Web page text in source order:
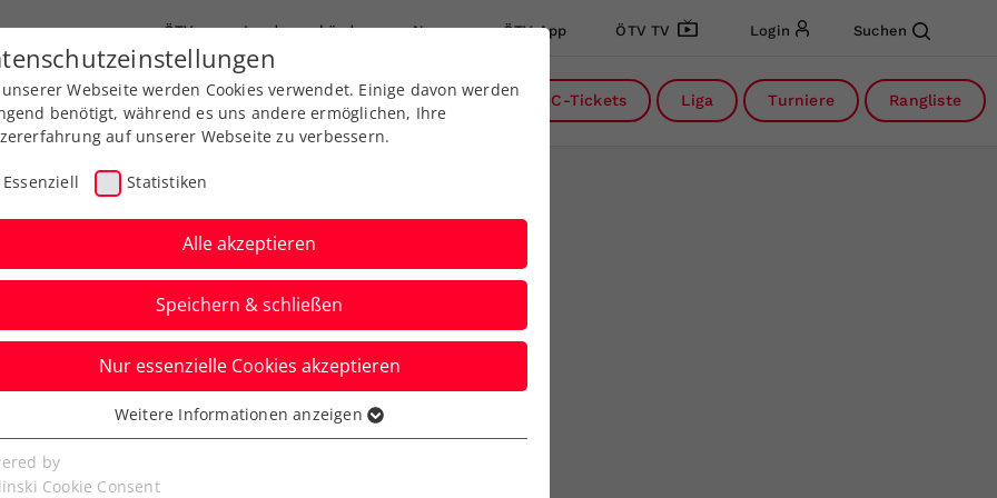
ÖTV Landesverbände News ÖTV App ÖTV TV Login Suchen
Ausbildung Services Über uns FAQ DC-Tickets Liga Turniere Rangliste
Miedler und Peya
in Irland voraus
Webseite werden Cookies verwendet. Einige davon werden
benötigt, während es uns andere ermöglichen, Ihre
auf unserer Webseite zu verbessern.
Essenziell Statistiken
Alle akzeptieren
Speichern & schließen
Nur essenzielle Cookies akzeptieren
Cookies werden für grundlegende Funktionen der
benötigt. Dadurch ist gewährleistet, dass die Webseite
Weitere Informationen anzeigen
by
Cookie Consent